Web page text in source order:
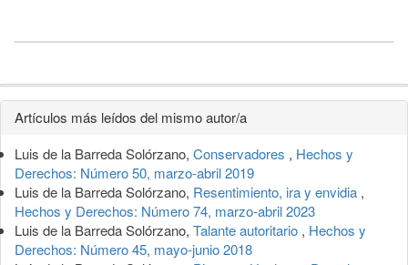
Detalles
del
artículo
Artículos más leídos del mismo autor/a
Luis de la Barreda Solórzano, Conservadores , Hechos y
Derechos: Número 50, marzo-abril 2019
Luis de la Barreda Solórzano, Resentimiento, ira y envidia ,
Hechos y Derechos: Número 74, marzo-abril 2023
Luis de la Barreda Solórzano, Talante autoritario , Hechos y
Derechos: Número 45, mayo-junio 2018